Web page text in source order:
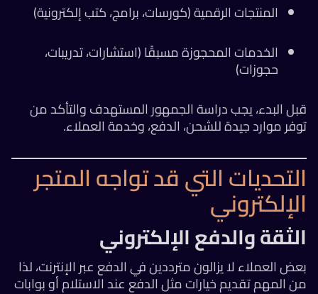
المنتجات الرقمية (كورسات، برامج، كتب إلكترونية)
الخدمات المحجوزة مسبقًا (استشارات، تدريبات،
حجوزات)
قبل البدء، يجب دراسة الجمهور المستهدف والتأكد من
توفر موارد جيدة للشحن، الدفع، وخدمة العملاء.
التحديات التي قد تواجه المتجر
الإلكتروني
الثقة والدفع الإلكتروني
بعض العملاء لا يزالون مترددين في الدفع عبر الإنترنت، لذا
من المهم تقديم خيارات مثل الدفع عند الاستلام أو بوابات